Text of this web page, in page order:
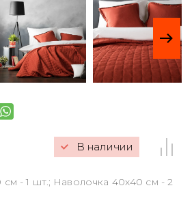
В наличии
см - 1 шт.; Наволочка 40х40 см - 2